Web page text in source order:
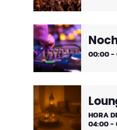
00:00 -
HORA
04:00 -